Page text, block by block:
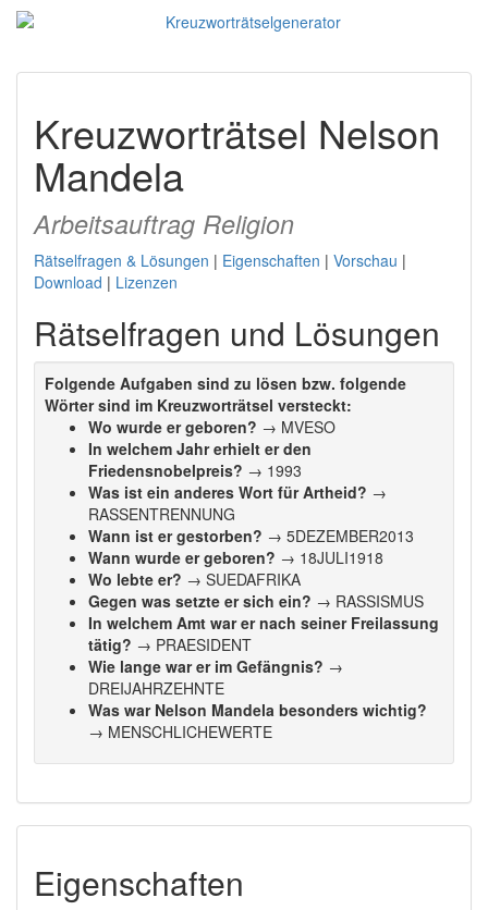
Kreuzworträtsel Nelson
Mandela
Arbeitsauftrag Religion
Rätselfragen & Lösungen | Eigenschaften | Vorschau |
Download | Lizenzen
Rätselfragen und Lösungen
Folgende Aufgaben sind zu lösen bzw. folgende
Wörter sind im Kreuzworträtsel versteckt:
Wo wurde er geboren? → MVESO
In welchem Jahr erhielt er den
Friedensnobelpreis? → 1993
Was ist ein anderes Wort für Artheid? →
RASSENTRENNUNG
Wann ist er gestorben? → 5DEZEMBER2013
Wann wurde er geboren? → 18JULI1918
Wo lebte er? → SUEDAFRIKA
Gegen was setzte er sich ein? → RASSISMUS
In welchem Amt war er nach seiner Freilassung
tätig? → PRAESIDENT
Wie lange war er im Gefängnis? →
DREIJAHRZEHNTE
Was war Nelson Mandela besonders wichtig?
→ MENSCHLICHEWERTE
Eigenschaften